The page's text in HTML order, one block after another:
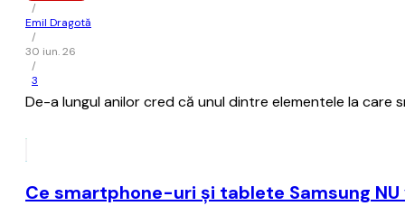
/
Emil Dragotă
/
30 iun. 26
/
3
De-a lungul anilor cred că unul dintre elementele la
Ce smartphone-uri şi tablete Samsung